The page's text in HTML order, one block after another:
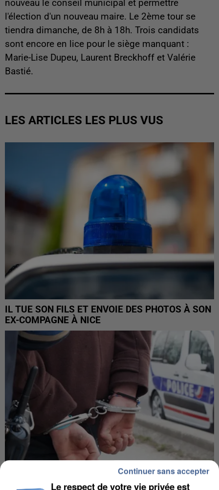
nouveau le conseil municipal et permettre
l'élection d'un nouveau maire. Le 2ème tour se
tiendra dimanche, de 8h à 18h. Trois candidats
sont encore en lice pour le siège manquant :
Marie-Lise Dupeu, Laurent Breckhoff et Valérie
Bastié.
LES ARTICLES LES PLUS VUS
IL TUE SON FILS ET ENVOIE DES PHOTOS À SON
EX-COMPAGNE À NICE
Le respect de votre vie privée est
Continuer sans accepter